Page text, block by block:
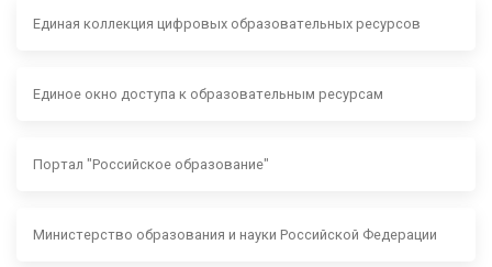
Единая коллекция цифровых образовательных ресурсов
Единое окно доступа к образовательным ресурсам
Портал "Российское образование"
Министерство образования и науки Российской Федерации